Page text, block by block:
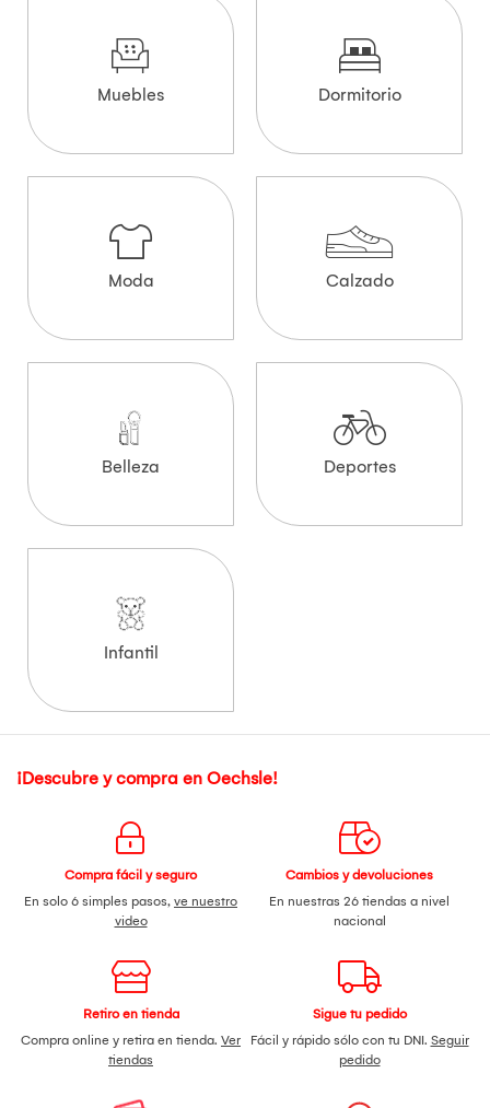
Muebles Dormitorio
Moda Calzado
Belleza Deportes
Infantil
¡Descubre y compra en Oechsle!
Compra fácil y seguro
En solo 6 simples pasos, ve nuestro
video
Cambios y devoluciones
En nuestras 26 tiendas a nivel
nacional
Retiro en tienda
Compra online y retira en tienda. Ver
tiendas
Sigue tu pedido
Fácil y rápido sólo con tu DNI. Seguir
pedido